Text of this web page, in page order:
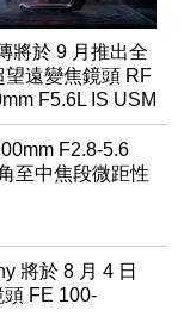
將於 9 月推出全
望遠變焦鏡頭 RF
F5.6L IS USM
F2.8-5.6
至中焦段微距性
將於 8 月 4 日
FE 100-